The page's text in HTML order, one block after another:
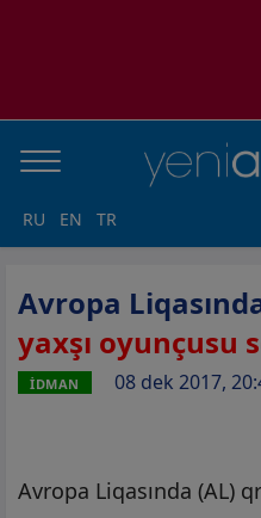
RU EN TR
Avropa
yaxşı oyunçusu
İDMAN 08 dek 2017,
Avropa Liqasında (AL)